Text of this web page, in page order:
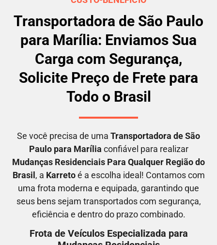
Transportadora de São Paulo
para Marília: Enviamos Sua
Carga com Segurança,
Solicite Preço de Frete para
Todo o Brasil
Se você precisa de uma Transportadora de São
Paulo para Marília confiável para realizar
Mudanças Residenciais Para Qualquer Região do
Brasil , a Karretoé a escolha ideal! Contamos com
uma frota moderna e equipada, garantindo que
seus bens sejam transportados com segurança,
eficiência e dentro do prazo combinado.
Frota de Veículos Especializada para